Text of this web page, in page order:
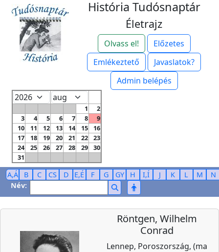
História Tudósnaptár
Életrajz
Olvass el!
Előzetes
Emlékeztető
Javaslatok?
Admin belépés
1
2
3
4 5 6 7 8
9
10
11 12 13 14 15
16
17
18 19 20 21 22
23
24
25 26 27 28 29
30
31
A,Á B C CS D E,É F G GY H I,Í J K L M
N
Név:
Röntgen, Wilhelm
Conrad
Lennep, Poroszország, (ma